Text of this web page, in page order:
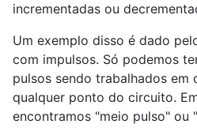
incrementadas ou
Um exemplo disso é dado
com impulsos. Só podemos
pulsos sendo trabalhados em
qualquer ponto do circuito.
encontramos "meio pulso" ou